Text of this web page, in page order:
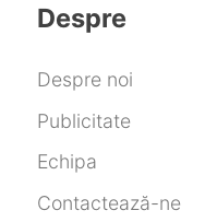
Despre
Despre noi
Publicitate
Echipa
Contactează-ne